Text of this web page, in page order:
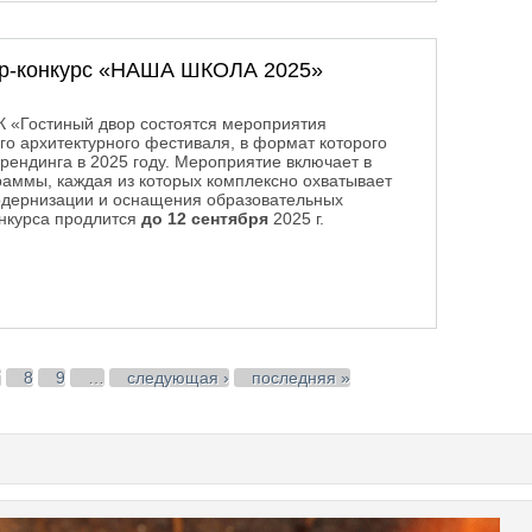
конкурс «НАША ШКОЛА 2025»
двор состоятся мероприятия
фестиваля, в формат которого
в 2025 году. Мероприятие включает в
каждая из которых комплексно охватывает
и оснащения образовательных
продлитсядо 12 сентября 2025 г.
8 9 следующая › последняя »